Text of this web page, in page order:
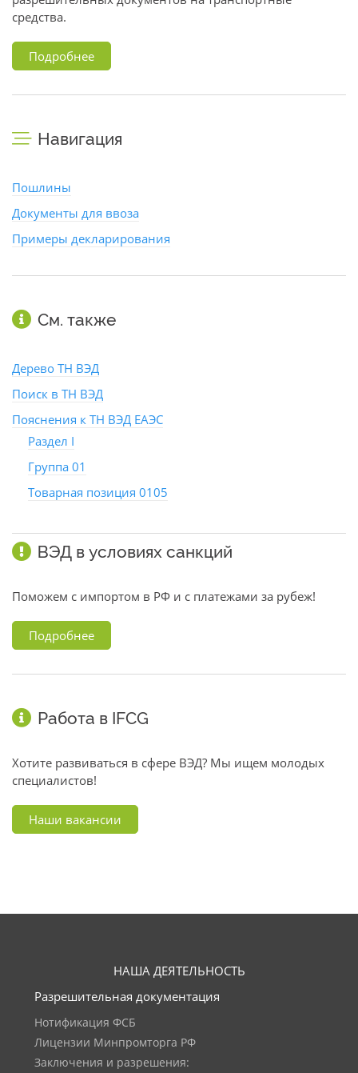
средства.
Подробнее
Навигация
Пошлины
Документы для ввоза
Примеры декларирования
См. также
Дерево ТН ВЭД
Поиск в ТН ВЭД
Пояснения к ТН ВЭД ЕАЭС
Раздел I
Группа 01
Товарная позиция 0105
ВЭД в условиях санкций
Поможем с импортом в РФ и с платежами за рубеж!
Подробнее
Работа в IFCG
Хотите развиваться в сфере ВЭД? Мы ищем молодых
специалистов!
Наши вакансии
НАША ДЕЯТЕЛЬНОСТЬ
Разрешительная документация
Нотификация ФСБ
Лицензии Минпромторга РФ
Заключения и разрешения: